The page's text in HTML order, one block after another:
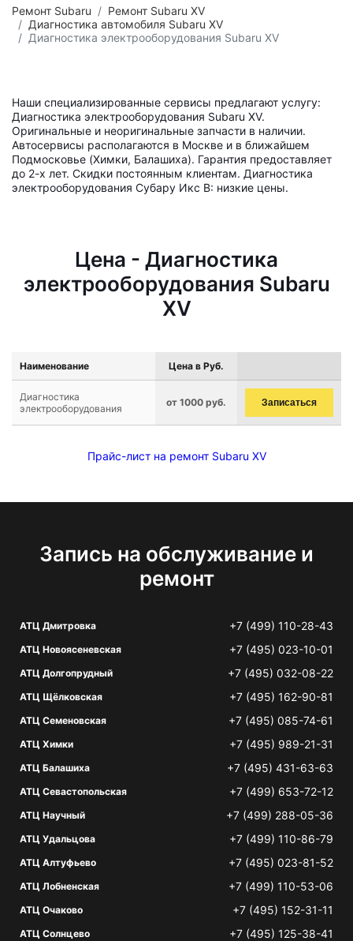
Ремонт Subaru
Ремонт Subaru XV
Диагностика автомобиля Subaru XV
Диагностика электрооборудования Subaru XV
Наши специализированные сервисы предлагают услугу:
Диагностика электрооборудования Subaru XV.
Оригинальные и неоригинальные запчасти в наличии.
Автосервисы располагаются в Москве и в ближайшем
Подмосковье (Химки, Балашиха). Гарантия предоставляет
до 2-х лет. Скидки постоянным клиентам. Диагностика
электрооборудования Субару Икс В: низкие цены.
Цена - Диагностика
электрооборудования Subaru
XV
Наименование Цена в Руб.
Диагностика
электрооборудования
от 1000 руб. Записаться
Прайс-лист на ремонт Subaru XV
Запись на обслуживание и
ремонт
АТЦ Дмитровка +7 (499) 110-28-43
АТЦ Новоясеневская +7 (495) 023-10-01
АТЦ Долгопрудный +7 (495) 032-08-22
АТЦ Щёлковская +7 (495) 162-90-81
АТЦ Семеновская +7 (495) 085-74-61
АТЦ Химки +7 (495) 989-21-31
АТЦ Балашиха +7 (495) 431-63-63
АТЦ Севастопольская +7 (499) 653-72-12
АТЦ Научный +7 (499) 288-05-36
АТЦ Удальцова +7 (499) 110-86-79
АТЦ Алтуфьево +7 (495) 023-81-52
АТЦ Лобненская +7 (499) 110-53-06
АТЦ Очаково +7 (495) 152-31-11
АТЦ Солнцево +7 (495) 125-38-41